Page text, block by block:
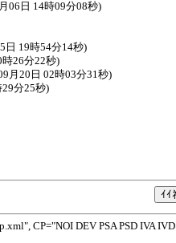
06日 14時09分08秒)
日 19時54分14秒)
26分22秒)
月20日 02時03分31秒)
分25秒)
CP="NOI DEV PSA PSD IVA